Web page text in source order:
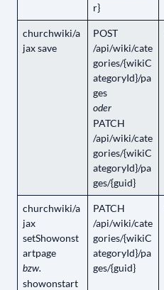
r}
churchwiki/a
jax save
POST
/api/wiki/cate
gories/{wikiC
ategoryId}/pa
ges
oder
PATCH
/api/wiki/cate
gories/{wikiC
ategoryId}/pa
ges/{guid}
churchwiki/a
jax
setShowonst
artpage
bzw.
showonstart
PATCH
/api/wiki/cate
gories/{wikiC
ategoryId}/pa
ges/{guid}